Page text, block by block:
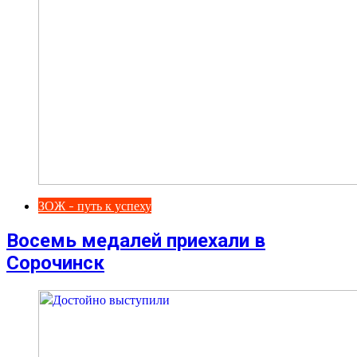
ЗОЖ - путь к успеху
Восемь медалей приехали в
Сорочинск